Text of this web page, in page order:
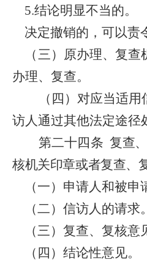
5.结论明显不当的。
决定撤销的，可以责
（三）原办理、复
办理、复查。
（四）对应当适
访人通过其他法定途径
第二十四条 复查
核机关印章或者复查、
（一）申请人和被申
（二）信访人的请求。
（三）复查、复核
（四）结论性意见。